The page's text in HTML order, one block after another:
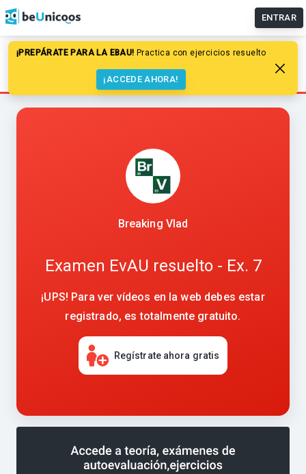
ENTRAR
¡PREPÁRATE PARA LA EBAU!Practica con ejercicios resueltos paso a
¡ACCEDE AHORA!
Química EBAU, EvAU, PAU
Enlace químico
Examen EvAU resuelto - Ex. 7
Breaking Vlad
Examen EvAU resuelto - Ex. 7
¡UPS! Para ver vídeos en la web debes estar
registrado, es totalmente gratuito.
Regístrate ahora gratis